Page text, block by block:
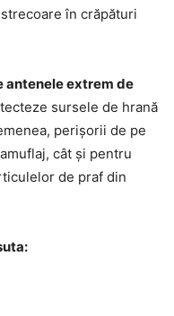
în crăpături
antenele extrem de
sursele de hrană
perișorii de pe
cât și pentru
de praf din